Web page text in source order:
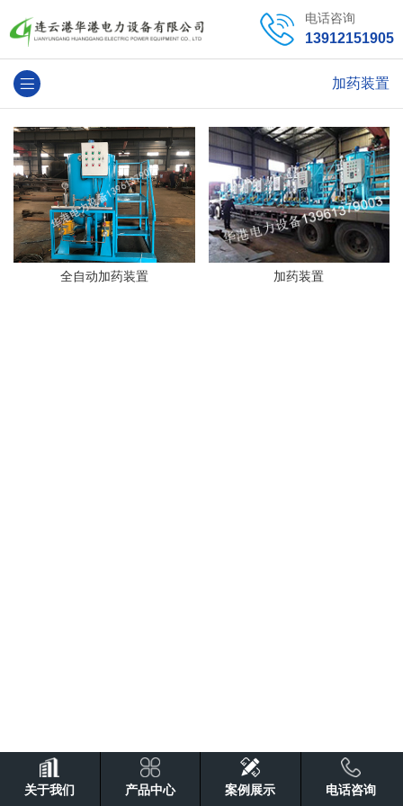
电话咨询
13912151905
加药装置
全自动加药装置 加药装置
关于我们 产品中心 案例展示 电话咨询